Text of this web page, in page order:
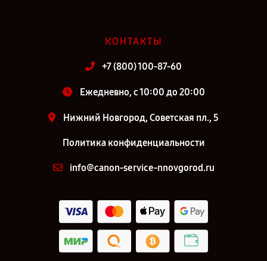
КОНТАКТЫ
+7 (800) 100-87-60
Ежедневно, с 10:00 до 20:00
Нижний Новгород, Советская пл., 5
Политика конфиденциальности
info@canon-service-nnovgorod.ru